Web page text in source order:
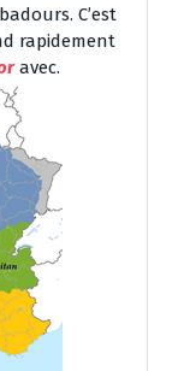
C’est
rapidement
avec.